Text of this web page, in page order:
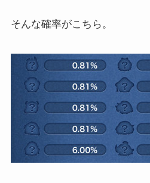
そんな確率がこちら。